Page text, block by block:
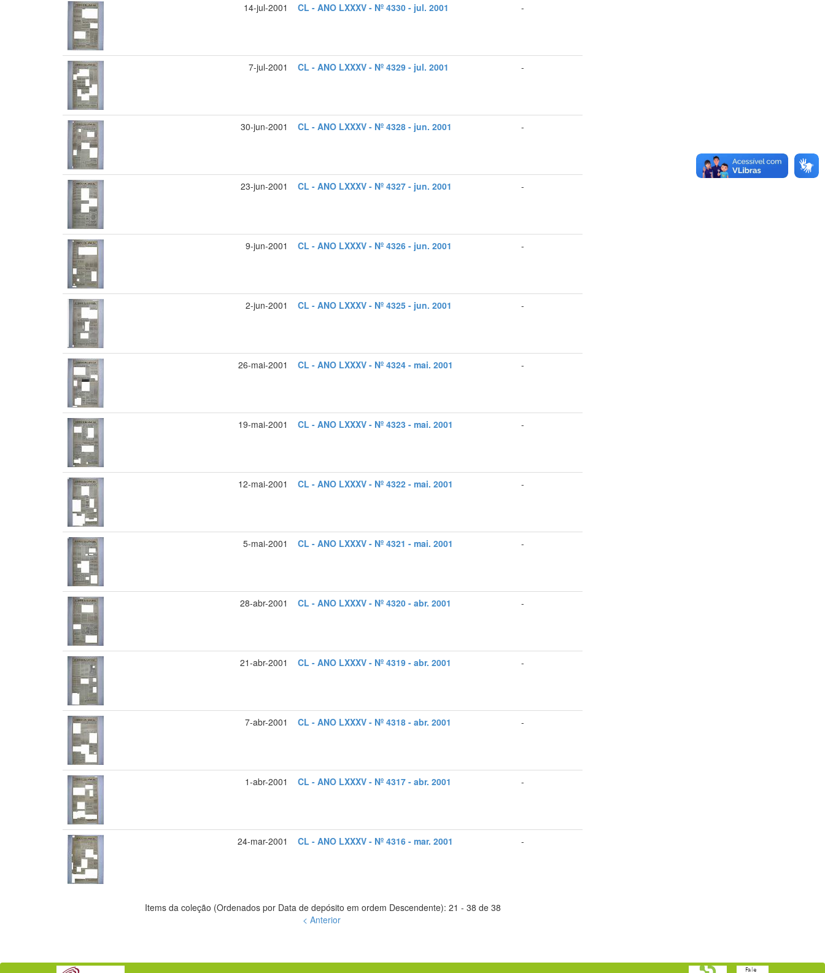
14-jul-2001 CL - ANO LXXXV - Nº 4330 - jul. 2001 -
7-jul-2001 CL - ANO LXXXV - Nº 4329 - jul. 2001 -
30-jun-2001 CL - ANO LXXXV - Nº 4328 - jun. 2001 -
23-jun-2001 CL - ANO LXXXV - Nº 4327 - jun. 2001 -
9-jun-2001 CL - ANO LXXXV - Nº 4326 - jun. 2001 -
2-jun-2001 CL - ANO LXXXV - Nº 4325 - jun. 2001 -
26-mai-2001 CL - ANO LXXXV - Nº 4324 - mai. 2001 -
19-mai-2001 CL - ANO LXXXV - Nº 4323 - mai. 2001 -
12-mai-2001 CL - ANO LXXXV - Nº 4322 - mai. 2001 -
5-mai-2001 CL - ANO LXXXV - Nº 4321 - mai. 2001 -
28-abr-2001 CL - ANO LXXXV - Nº 4320 - abr. 2001 -
21-abr-2001 CL - ANO LXXXV - Nº 4319 - abr. 2001 -
7-abr-2001 CL - ANO LXXXV - Nº 4318 - abr. 2001 -
1-abr-2001 CL - ANO LXXXV - Nº 4317 - abr. 2001 -
24-mar-2001 CL - ANO LXXXV - Nº 4316 - mar. 2001 -
Items da coleção (Ordenados por Data de depósito em ordem Descendente): 21 - 38 de 38
< Anterior